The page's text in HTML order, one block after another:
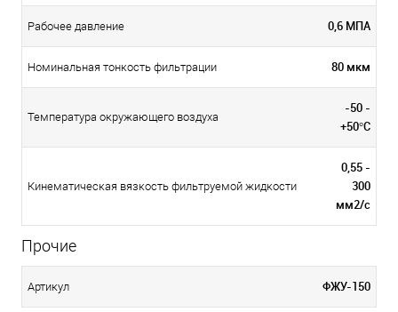
Рабочее давление 0,6 МПА
Номинальная тонкость фильтрации 80 мкм
Температура окружающего воздуха
-50 -
+50°С
Кинематическая вязкость фильтруемой жидкости
0,55 -
300
мм2/с
Прочие
Артикул ФЖУ-150